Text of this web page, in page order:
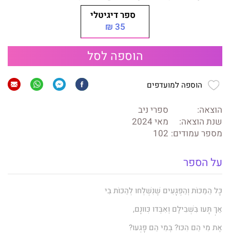
ספר דיגיטלי
35 ₪
הוספה לסל
הוספה למועדפים
הוצאה:
ספרי ניב
שנת הוצאה:
מאי 2024
מספר עמודים: 102
על הספר
כָּל הַמַּכּוֹת וְהַפְּגָעִים שֶׁנִּשְׁלְחוּ לְהַכּוֹת בִּי
אַךְ תָּעוּ בִּשְׁבִילָם וְאִבְּדוּ כִּוּוּנָם,
אֶת מִי הֵם הִכּוּ? בְּמִי הֵם פָּגְעוּ?